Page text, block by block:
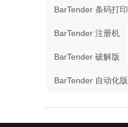
BarTender 条码打印
BarTender 注册机
BarTender 破解版
BarTender 自动化版